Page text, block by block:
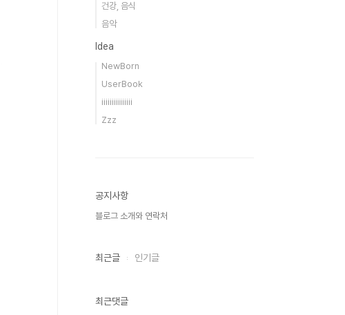
건강, 음식
음악
Idea
NewBorn
UserBook
iiiiiiiiiiiiiii
Zzz
공지사항
블로그 소개와 연락처
최근글 인기글
최근댓글